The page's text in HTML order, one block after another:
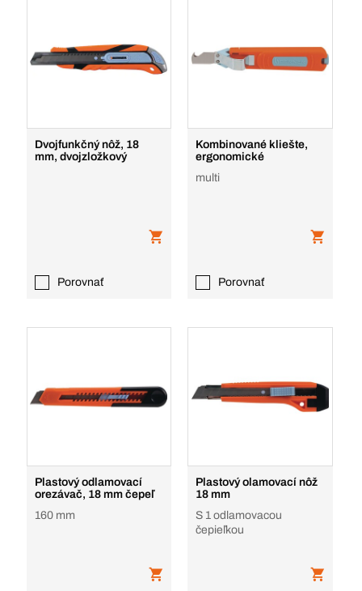
Dvojfunkčný nôž, 18
mm, dvojzložkový
Porovnať
Kombinované kliešte,
ergonomické
multi
Porovnať
Plastový odlamovací
orezávač, 18 mm čepeľ
160 mm
Plastový olamovací nôž
18 mm
S 1 odlamovacou
čepieľkou